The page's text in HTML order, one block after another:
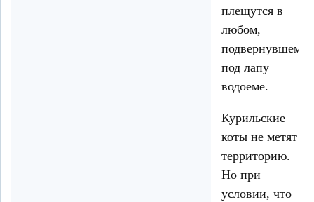
плещутся в
любом,
подвернувшемся
под лапу
водоеме.
Курильские
коты не метят
территорию.
Но при
условии, что